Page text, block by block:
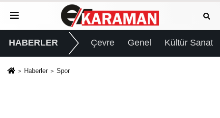
HABERLER Çevre Genel Kültür Sanat
Haberler Spor